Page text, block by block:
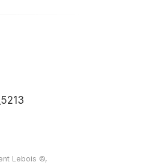
Lebois ©,